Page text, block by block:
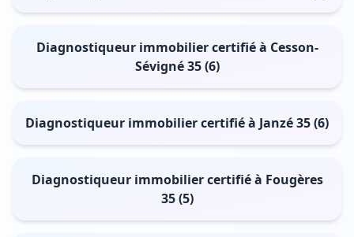
Diagnostiqueur immobilier certifié à Cesson-
Sévigné 35 (6)
Diagnostiqueur immobilier certifié à Janzé 35 (6)
Diagnostiqueur immobilier certifié à Fougères
35 (5)